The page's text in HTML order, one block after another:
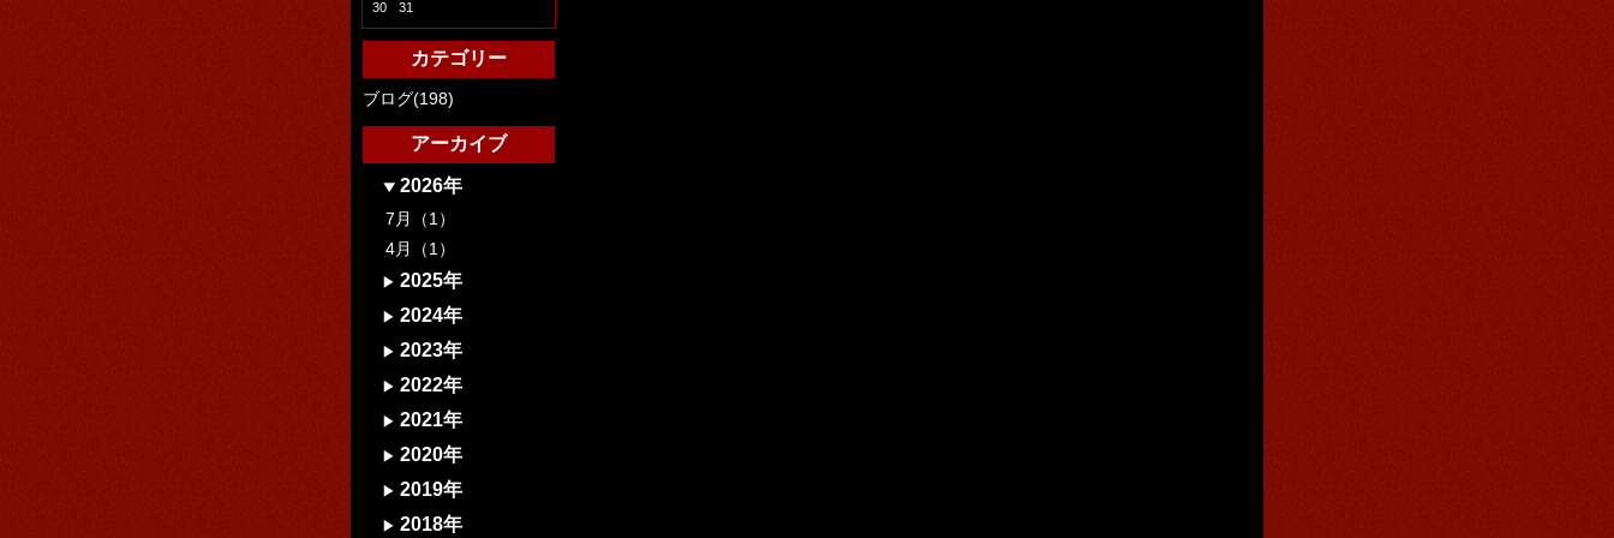
30
31
カテゴリー
ブログ(198)
アーカイブ
2026年
7月（1）
4月（1）
2025年
2024年
2023年
2022年
2021年
2020年
2019年
2018年